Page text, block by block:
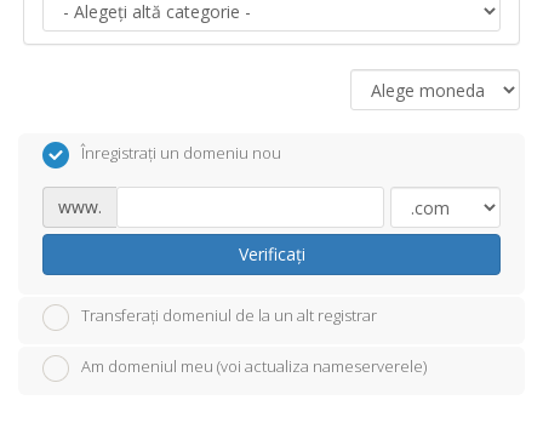
Înregistrați un domeniu nou
www.
Verificați
Transferați domeniul de la un alt registrar
Am domeniul meu (voi actualiza nameserverele)